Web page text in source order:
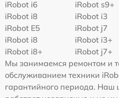
iRobot i6
iRobot s9+
iRobot i8
iRobot i3
iRobot E5
iRobot j7
iRobot i8
iRobot i3+
iRobot i8+
iRobot j7+
Мы занимаемся ремонтом и
обслуживанием техники
гарантийного периода. Наш